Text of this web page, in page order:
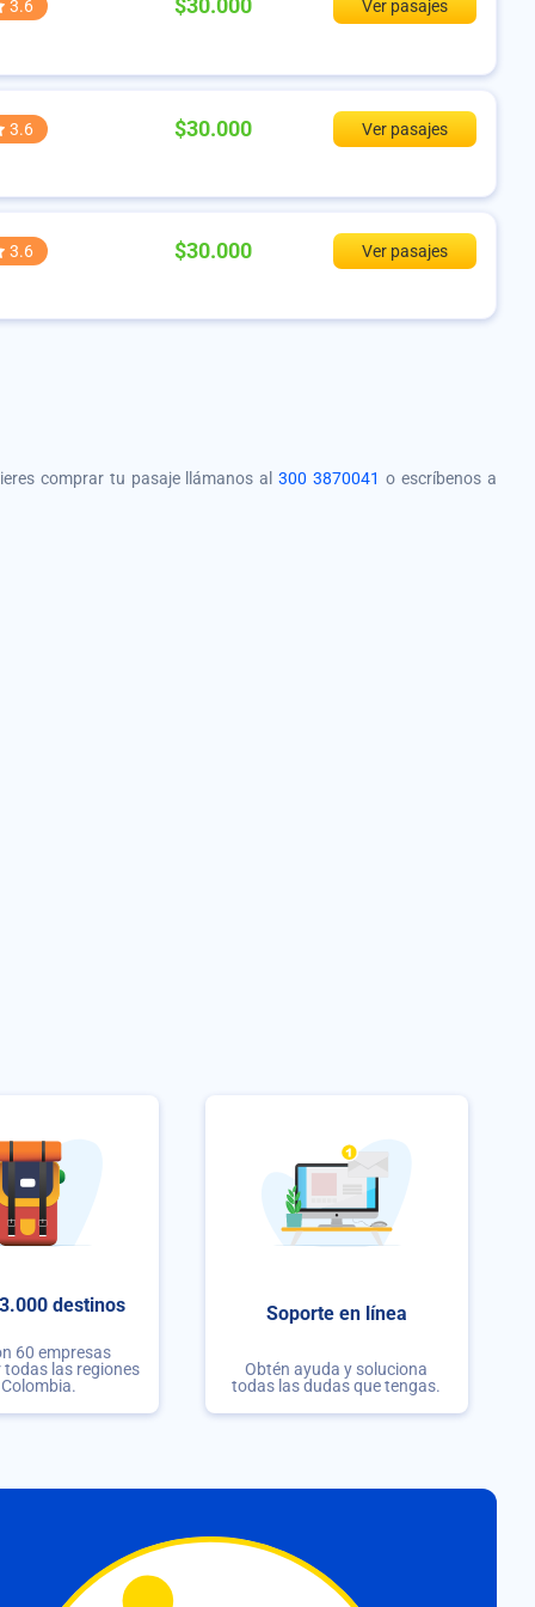
3.6 $30.000 Ver pasajes
3.6 $30.000 Ver pasajes
3.6 $30.000 Ver pasajes
comprar tu pasaje llámanos al300 3870041 o escríbenos a
destinos
60 empresas
todas las regiones
Soporte en línea
Obtén ayuda y soluciona
todas las dudas que tengas.